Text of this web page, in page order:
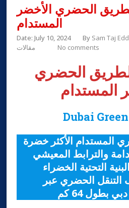
الحضري الأخضر
المستدام
Date: July 10, 2024 By Sam Taj
مقالات
No comments
الحضري
المستدام
Dubai
المستدام الأكثر خضرة
والترابط المعيشي
التحتية الخضراء
التنقل الحضري عبر
بطول 64 كم